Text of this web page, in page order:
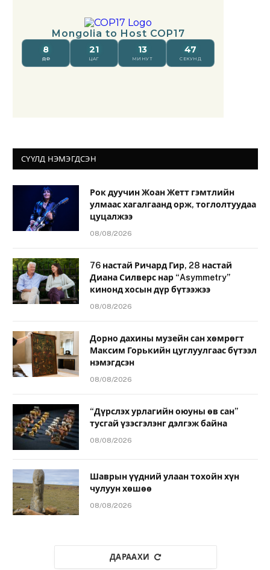
СҮҮЛД НЭМЭГДСЭН
Рок дуучин Жоан Жетт гэмтлийн
улмаас хагалгаанд орж, тоглолтуудаа
цуцалжээ
08/08/2026
76 настай Ричард Гир, 28 настай
Диана Силверс нар “Asymmetry”
кинонд хосын дүр бүтээжээ
08/08/2026
Дорно дахины музейн сан хөмрөгт
Максим Горькийн цуглуулгаас бүтээл
нэмэгдсэн
08/08/2026
“Дүрслэх урлагийн оюуны өв сан”
тусгай үзэсгэлэнг дэлгэж байна
08/08/2026
Шаврын үүдний улаан тохойн хүн
чулуун хөшөө
08/08/2026
ДАРААХИ